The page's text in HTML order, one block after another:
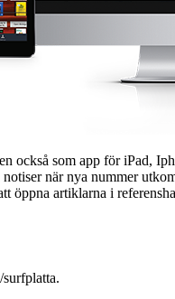
också som app för iPad,
när nya nummer
öppna artiklarna i